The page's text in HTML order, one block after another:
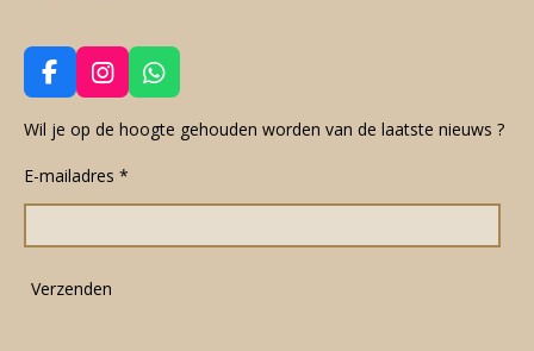
F
a
c
b
o
k
I
n
s
a
g
a
m
W
h
a
A
p
Wil je op de hoogte gehouden worden van de laatste nieuws ?
E-mailadres *
Verzenden